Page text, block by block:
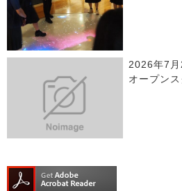
2026年7月
オープン